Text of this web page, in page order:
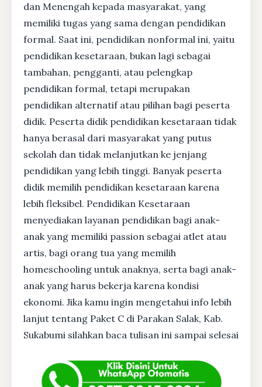
dan Menengah kepada masyarakat, yang
memiliki tugas yang sama dengan pendidikan
formal. Saat ini, pendidikan nonformal ini, yaitu
pendidikan kesetaraan, bukan lagi sebagai
tambahan, pengganti, atau pelengkap
pendidikan formal, tetapi merupakan
pendidikan alternatif atau pilihan bagi peserta
didik. Peserta didik pendidikan kesetaraan tidak
hanya berasal dari masyarakat yang putus
sekolah dan tidak melanjutkan ke jenjang
pendidikan yang lebih tinggi. Banyak peserta
didik memilih pendidikan kesetaraan karena
lebih fleksibel. Pendidikan Kesetaraan
menyediakan layanan pendidikan bagi anak-
anak yang memiliki passion sebagai atlet atau
artis, bagi orang tua yang memilih
homeschooling untuk anaknya, serta bagi anak-
anak yang harus bekerja karena kondisi
ekonomi. Jika kamu ingin mengetahui info lebih
lanjut tentang Paket C di Parakan Salak, Kab.
Sukabumi silahkan baca tulisan ini sampai selesai